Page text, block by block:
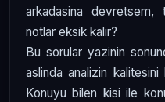
arkadasina
notlar eksik kalir?
Bu sorular yazinin
aslinda analizin
Konuyu bilen kisi ile